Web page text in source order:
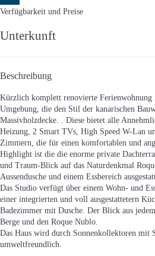
Verfügbarkeit und Preise
Unterkunft
Beschreibung
Kürzlich komplett renovierte Ferienwohnung
Umgebung, die den Stil der kanarischen
Massivholzdecke. . Diese bietet alle
Heizung, 2 Smart TVs, High Speed W-Lan
Zimmern, die für einen komfortablen und
Highlight ist die die enorme private
und Traum-Blick auf das Naturdenkmal
Aussendusche und einem Essbereich
Das Studio verfügt über einem Wohn- und
einer integrierten und voll ausgestattetern
Badezimmer mit Dusche. Der Blick aus
Berge und den Roque Nublo.
Das Haus wird durch Sonnenkollektoren mit
umweltfreundlich.